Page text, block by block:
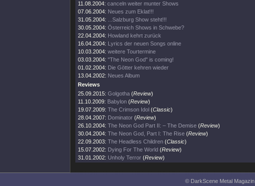
11.08.2004: canceln weiter munter Shows
07.06.2004: Neues zum Eklat!!!
31.05.2004:
...Salzburg Show steht!!!
30.05.2004: Österreich Shows in Schwebe?
22.04.2004: Howland kehrt zurück
16.04.2004: Lyrics der neuen Songs online
10.03.2004: weitere Tourtermine
03.03.2004: "The Neon God" is coming!
01.02.2004: Die Götter kehren wieder
13.04.2002: Neues Album
Reviews
25.09.2015: Golgotha (Review)
11.10.2009: Babylon (Review)
19.07.2009: The Crimson Idol (Classic)
28.04.2007: Dominator (Review)
26.10.2004: The Neon God Part II: – The Demise (Review)
30.04.2004: The Neon God, Part I: The Rise (Review)
22.09.2003: The Headless Children (Classic)
15.07.2002: Dying For The World (Review)
31.01.2002: Unholy Terror (Review)
© DarkScene Metal Magazin